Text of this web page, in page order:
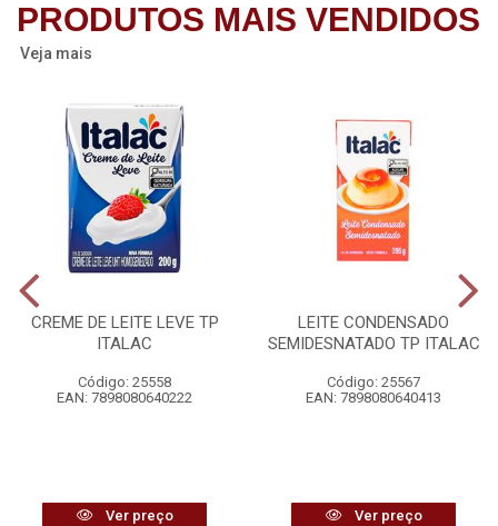
PRODUTOS MAIS VENDIDOS
Veja mais
CREME DE LEITE LEVE TP
ITALAC
Código: 25558
EAN: 7898080640222
Ver preço
LEITE CONDENSADO
SEMIDESNATADO TP ITALAC
Código: 25567
EAN: 7898080640413
Ver preço